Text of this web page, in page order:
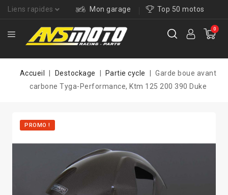
Liens rapides Mon garage Top 50 motos
0
Accueil Destockage Partie cycle
Garde boue avant
carbone Tyga-Performance, Ktm 125 200 390 Duke
PROMO !